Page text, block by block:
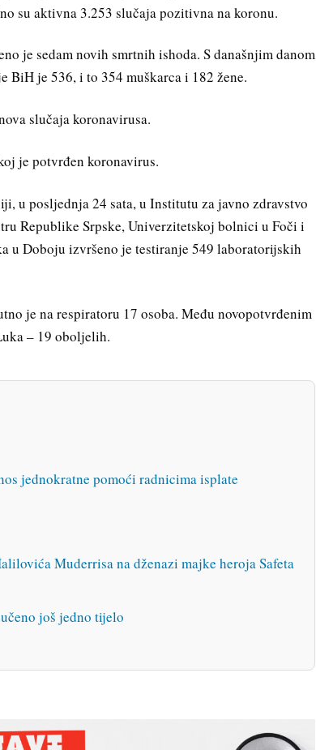
su aktivna 3.253 slučaja pozitivna na koronu.
je sedam novih smrtnih ishoda. S današnjim danom
BiH je 536, i to 354 muškarca i 182 žene.
slučaja koronavirusa.
je potvrđen koronavirus.
u posljednja 24 sata, u Institutu za javno zdravstvo
Republike Srpske, Univerzitetskoj bolnici u Foči i
u Doboju izvršeno je testiranje 549 laboratorijskih
je na respiratoru 17 osoba. Među novopotvrđenim
– 19 oboljelih.
jednokratne pomoći radnicima isplate
Muderrisa na dženazi majke heroja Safeta
još jedno tijelo